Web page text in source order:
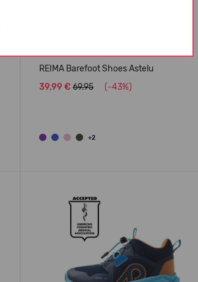
REIMA Barefoot Shoes Astelu
39,99 € 69.95 (-43%)
+2